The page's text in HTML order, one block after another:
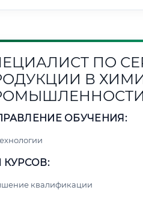
ПО
В
ОБУЧЕНИЯ:
КУРСОВ:
квалификации